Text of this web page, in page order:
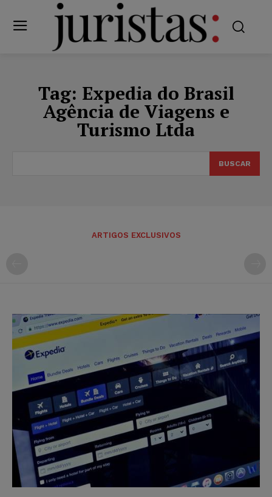
Tag: Expedia do Brasil
Agência de Viagens e
Turismo Ltda
BUSCAR
ARTIGOS EXCLUSIVOS